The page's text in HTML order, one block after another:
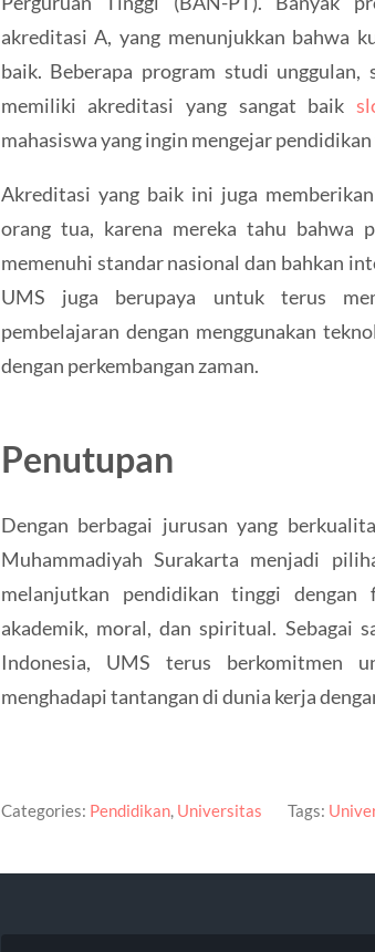
akreditasi A, yang menunjukkan bahwa
baik. Beberapa program studi
memiliki akreditasi yang sangat baik
mahasiswa yang ingin mengejar
Akreditasi yang baik ini juga
orang tua, karena mereka tahu bahwa
memenuhi standar nasional dan bahkan
UMS juga berupaya untuk terus
pembelajaran dengan menggunakan
dengan perkembangan zaman.
Penutupan
Dengan berbagai jurusan yang
Muhammadiyah Surakarta menjadi
melanjutkan pendidikan tinggi dengan
akademik, moral, dan spiritual. Sebagai
Indonesia, UMS terus berkomitmen
menghadapi tantangan di dunia kerja
Categories: Pendidikan, Universitas Tags: